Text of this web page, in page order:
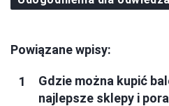
Powiązane wpisy:
Gdzie można kupić
najlepsze sklepy i